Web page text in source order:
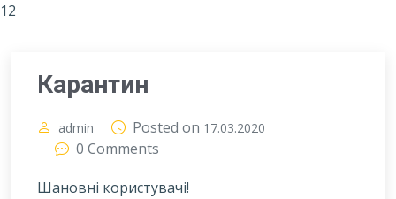
12
Карантин
admin Posted on 17.03.2020
0 Comments
Шановні користувачі!